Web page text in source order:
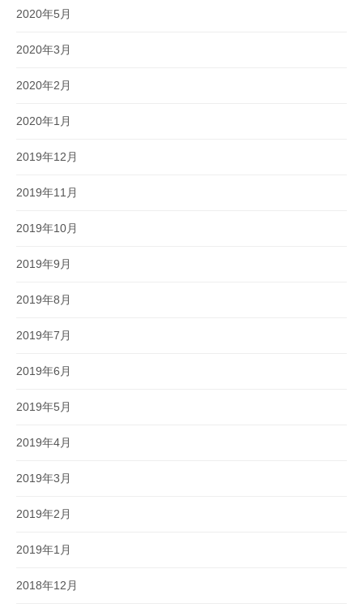
2020年5月
2020年3月
2020年2月
2020年1月
2019年12月
2019年11月
2019年10月
2019年9月
2019年8月
2019年7月
2019年6月
2019年5月
2019年4月
2019年3月
2019年2月
2019年1月
2018年12月